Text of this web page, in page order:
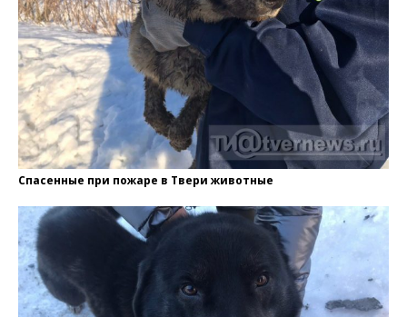
Спасенные при пожаре в Твери животные